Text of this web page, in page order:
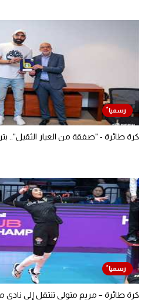
كرة طائرة - "صفقة من العيار الثقيل"..
كرة طائرة – مريم متولي تنتقل إلى نادي